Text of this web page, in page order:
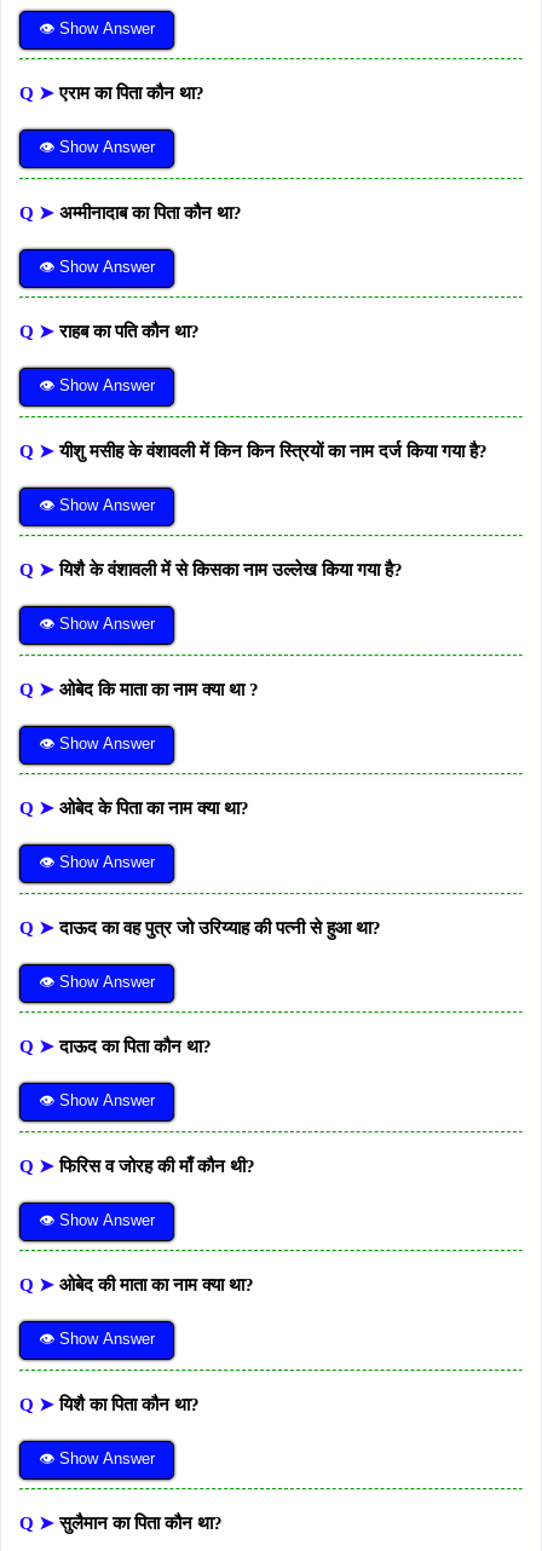
👁 Show Answer
Q ➤एराम का पिता कौन था?
👁 Show Answer
Q ➤ अम्मीनादाब का पिता कौन था?
👁 Show Answer
Q ➤राहब का पति कौन था?
👁 Show Answer
Q ➤यीशु मसीह के वंशावली में किन किन स्त्रियों का नाम दर्ज किया गया है?
👁 Show Answer
Q ➤यिशै के वंशावली में से किसका नाम उल्लेख किया गया है?
👁 Show Answer
Q ➤ ओबेद कि माता का नाम क्या था ?
👁 Show Answer
Q ➤ ओबेद के पिता का नाम क्या था?
👁 Show Answer
Q ➤दाऊद का वह पुत्र जो उरिय्याह की पत्नी से हुआ था?
👁 Show Answer
Q ➤दाऊद का पिता कौन था?
👁 Show Answer
Q ➤फिरिस व जोरह की माँ कौन थी?
👁 Show Answer
Q ➤ ओबेद की माता का नाम क्या था?
👁 Show Answer
Q ➤यिशै का पिता कौन था?
👁 Show Answer
Q ➤सुलैमान का पिता कौन था?